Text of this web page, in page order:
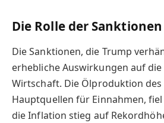
Die Rolle der Sanktionen
Die Sanktionen, die Trump
erhebliche Auswirkungen auf
Wirtschaft. Die Ölproduktion
Hauptquellen für Einnahmen,
die Inflation stieg auf